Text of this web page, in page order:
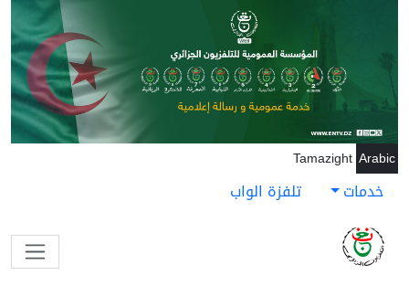
تجاوز إلى المحتوى الرئيسي
Arabic
Tamazight
خدمات تلفزة الواب